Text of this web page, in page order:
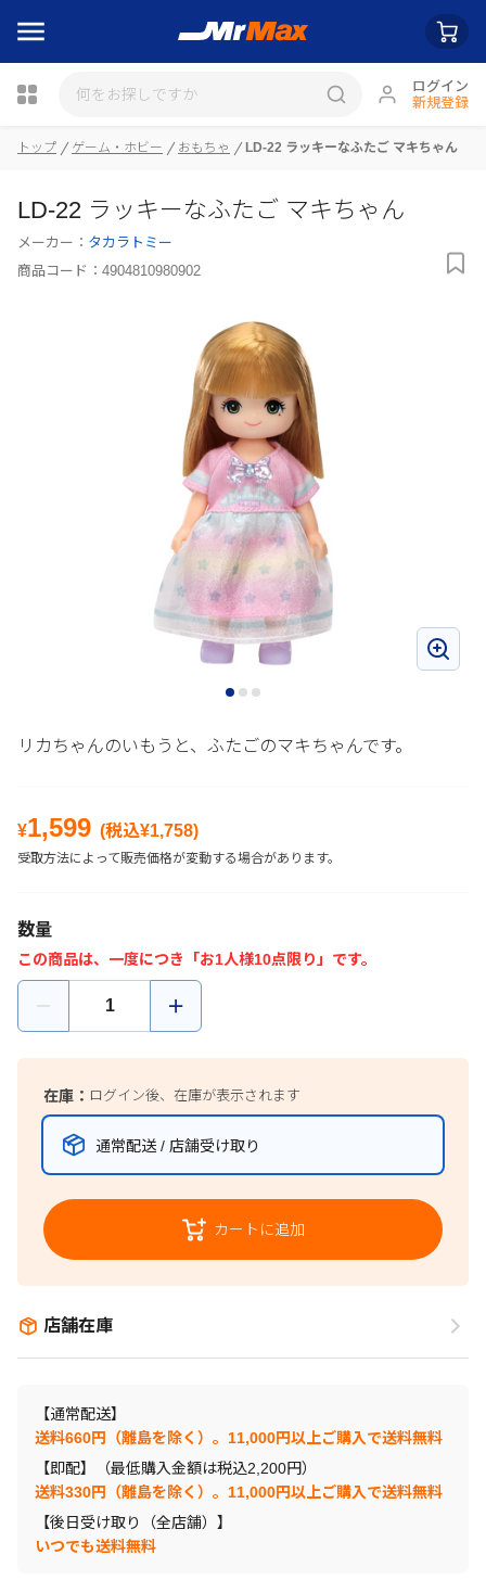
ログイン
新規登録
瓶詰
トップ ゲーム・ホビー おもちゃ LD-22 ラッキーなふたご マキちゃん
LD-22 ラッキーなふたご マキちゃん
メーカー： タカラトミー
商品コード： 4904810980902
リカちゃんのいもうと、ふたごのマキちゃんです。
¥1,599 (税込¥1,758)
受取方法によって販売価格が変動する場合があります。
数量
この商品は、一度につき「お1人様10点限り」です。
在庫： ログイン後、在庫が表示されます
通常配送 / 店舗受け取り
カートに追加
店舗在庫
【通常配送】
送料660円（離島を除く）。11,000円以上ご購入で送料無料
【即配】（最低購入金額は税込2,200円）
送料330円（離島を除く）。11,000円以上ご購入で送料無料
【後日受け取り（全店舗）】
いつでも送料無料